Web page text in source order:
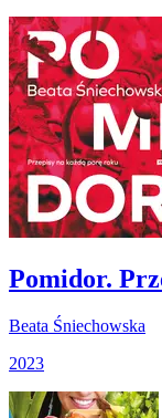
Pomidor.
Beata Śniechowska
2023